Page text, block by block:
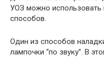
УОЗ можно использовать
способов.
Один из способов
лампочки “по звуку”. В